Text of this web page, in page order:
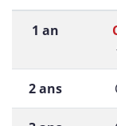
1 an
2 ans